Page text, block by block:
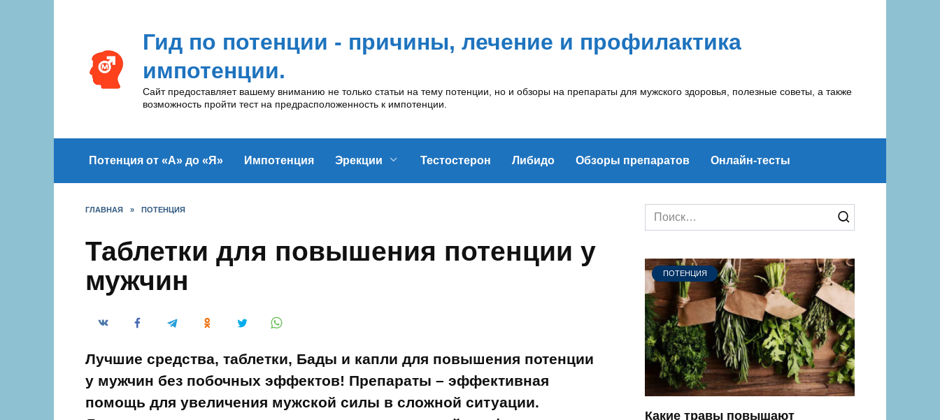
Гид по потенции - причины, лечение и профилактика
импотенции.
Сайт предоставляет вашему вниманию не только статьи на тему потенции, но и обзоры на препараты для мужского здоровья, полезные советы, а также
возможность пройти тест на предрасположенность к импотенции.
Потенция от «А» до «Я» Импотенция Эрекции Тестостерон Либидо Обзоры препаратов Онлайн-тесты
ГЛАВНАЯ » ПОТЕНЦИЯ
Таблетки для повышения потенции у
мужчин
Лучшие средства, таблетки, Бады и капли для повышения потенции
у мужчин без побочных эффектов! Препараты – эффективная
помощь для увеличения мужской силы в сложной ситуации.
Search
for:
ПОТЕНЦИЯ
Какие травы повышают